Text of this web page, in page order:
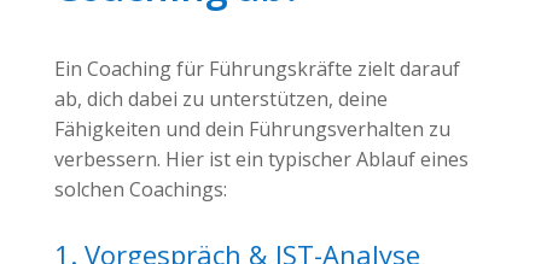
Ein Coaching für Führungskräfte zielt darauf
ab, dich dabei zu unterstützen, deine
Fähigkeiten und dein Führungsverhalten zu
verbessern. Hier ist ein typischer Ablauf eines
solchen Coachings:
1. Vorgespräch & IST-Analyse